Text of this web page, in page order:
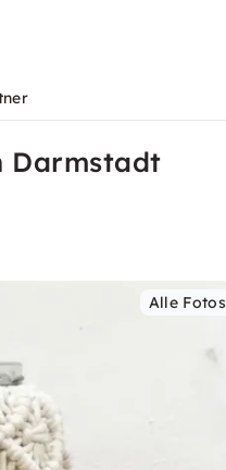
Darmstadt
Alle Fotos